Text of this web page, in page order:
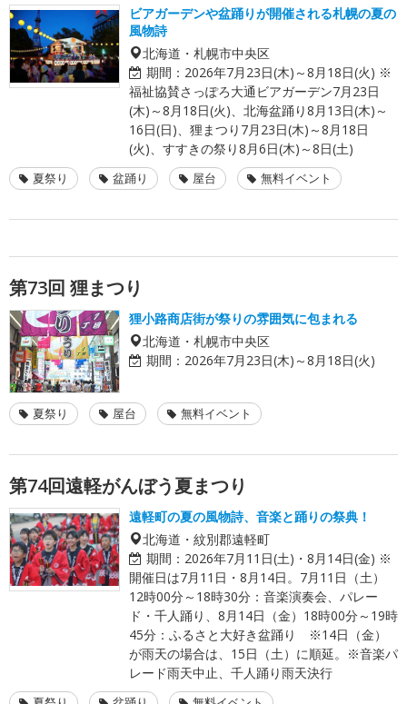
ビアガーデンや盆踊りが開催される札幌の夏の
風物詩
北海道・札幌市中央区
期間： 2026年7月23日(木)～8月18日(火) ※
福祉協賛さっぽろ大通ビアガーデン7月23日
(木)～8月18日(火)、北海盆踊り8月13日(木)～
16日(日)、狸まつり7月23日(木)～8月18日
(火)、すすきの祭り8月6日(木)～8日(土)
夏祭り 盆踊り 屋台 無料イベント
第73回 狸まつり
狸小路商店街が祭りの雰囲気に包まれる
北海道・札幌市中央区
期間： 2026年7月23日(木)～8月18日(火)
夏祭り 屋台 無料イベント
第74回遠軽がんぼう夏まつり
遠軽町の夏の風物詩、音楽と踊りの祭典！
北海道・紋別郡遠軽町
期間： 2026年7月11日(土)・8月14日(金) ※
開催日は7月11日・8月14日。7月11日（土）
12時00分～18時30分：音楽演奏会、パレー
ド・千人踊り、8月14日（金）18時00分～19時
45分：ふるさと大好き盆踊り ※14日（金）
が雨天の場合は、15日（土）に順延。※音楽パ
レード雨天中止、千人踊り雨天決行